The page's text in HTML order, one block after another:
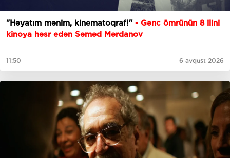
"Həyatım mənim, kinematoqraf!"- Gənc ömrünün 8 ilini
kinoya həsr edən Səməd Mərdanov
11:50 6 avqust 2026